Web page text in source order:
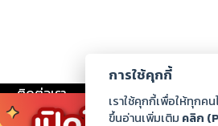
ติดต่อเรา ร่วมงานกับเรา
การใช้คุกกี้
เราใช้คุกกี้เพื่อให้ทุกค
ขึ้นอ่านเพิ่มเติม คลิก